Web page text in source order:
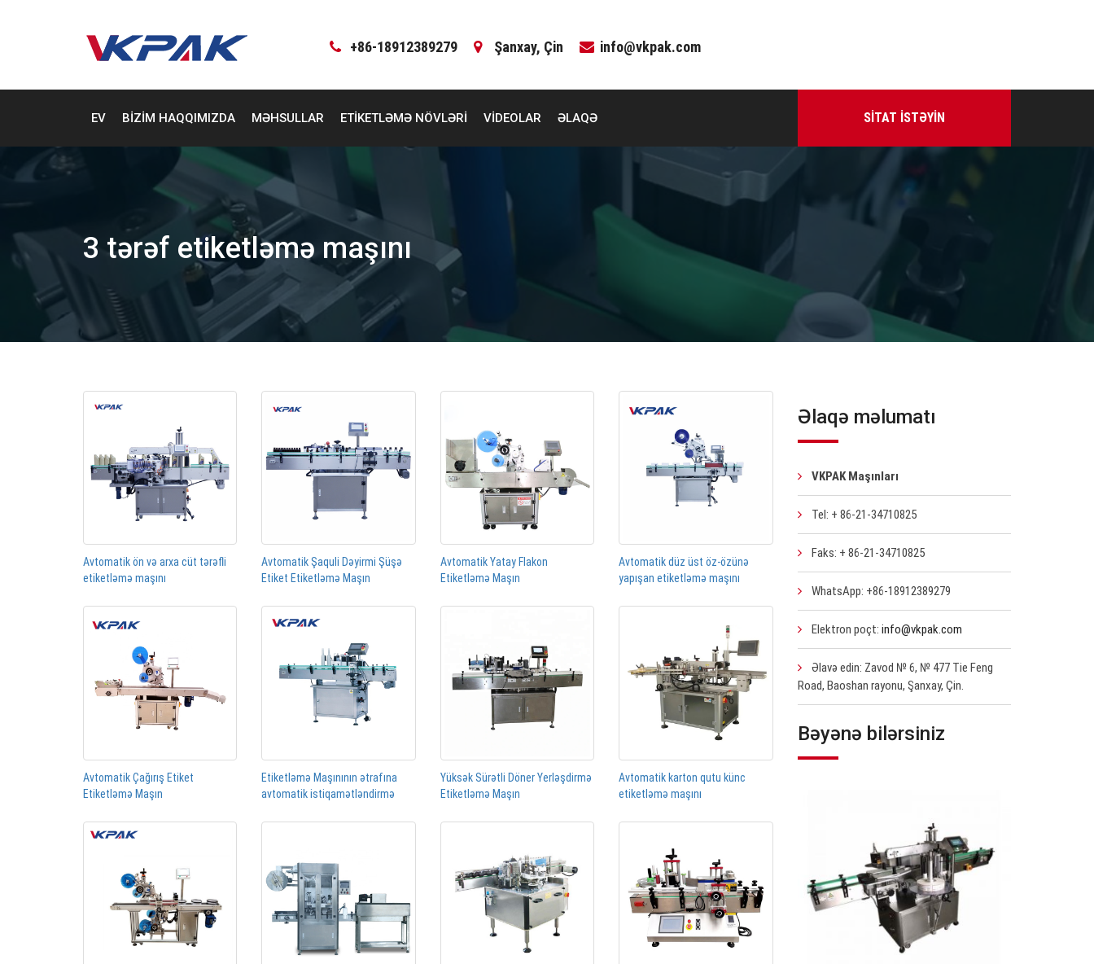
+86-18912389279 Şanxay, Çin info@vkpak.com
EV BIZIM HAQQIMIZDA MƏHSULLAR ETIKETLƏMƏ NÖVLƏRI VIDEOLAR ƏLAQƏ SITAT ISTƏYIN
3 tərəf etiketləmə maşını
Avtomatik ön və arxa cüt tərəfli
etiketləmə maşını
Avtomatik Şaquli Dəyirmi Şüşə
Etiket Etiketləmə Maşın
Avtomatik Yatay Flakon
Etiketləmə Maşın
Avtomatik düz üst öz-özünə
yapışan etiketləmə maşını
Avtomatik Çağırış Etiket
Etiketləmə Maşın
Etiketləmə Maşınının ətrafına
avtomatik istiqamətləndirmə
Yüksək Sürətli Döner Yerləşdirmə
Etiketləmə Maşın
Avtomatik karton qutu künc
etiketləmə maşını
Əlaqə məlumatı
VKPAK Maşınları
Tel: + 86-21-34710825
Faks: + 86-21-34710825
WhatsApp: +86-18912389279
Elektron poçt: info@vkpak.com
Əlavə edin: Zavod № 6, № 477 Tie Feng
Road, Baoshan rayonu, Şanxay, Çin.
Bəyənə bilərsiniz